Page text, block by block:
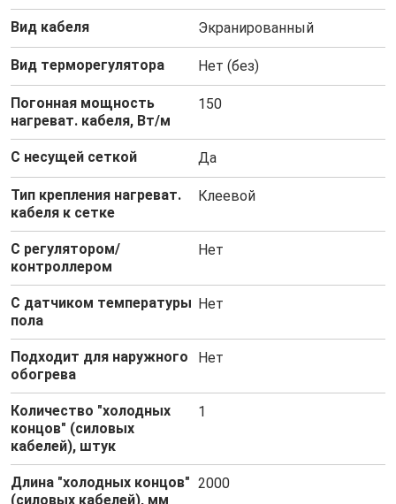
Вид кабеля Экранированный
Вид терморегулятора Нет (без)
Погонная мощность
нагреват. кабеля, Вт/м
150
С несущей сеткой Да
Тип крепления нагреват.
кабеля к сетке
Клеевой
С регулятором/
контроллером
Нет
С датчиком температуры
пола
Нет
Подходит для наружного
обогрева
Нет
Количество "холодных
концов" (силовых
кабелей), штук
1
Длина "холодных концов"
(силовых кабелей), мм
2000